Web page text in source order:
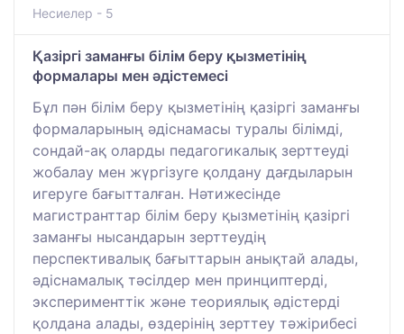
Несиелер - 5
Қазіргі заманғы білім беру қызметінің
формалары мен әдістемесі
Бұл пән білім беру қызметінің қазіргі заманғы
формаларының әдіснамасы туралы білімді,
сондай-ақ оларды педагогикалық зерттеуді
жобалау мен жүргізуге қолдану дағдыларын
игеруге бағытталған. Нәтижесінде
магистранттар білім беру қызметінің қазіргі
заманғы нысандарын зерттеудің
перспективалық бағыттарын анықтай алады,
әдіснамалық тәсілдер мен принциптерді,
эксперименттік және теориялық әдістерді
қолдана алады, өздерінің зерттеу тәжірибесі